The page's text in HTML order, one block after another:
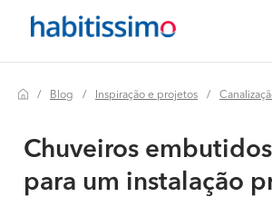
Blog Inspiração e projetos
Chuveiros
para um instalação